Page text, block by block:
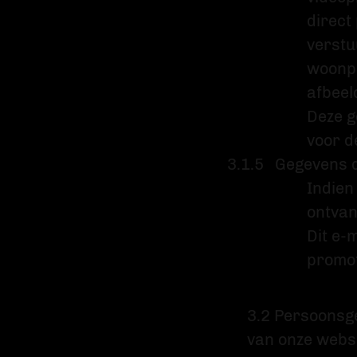
direct
Deze
voor
Dit e-
3.2
van onze